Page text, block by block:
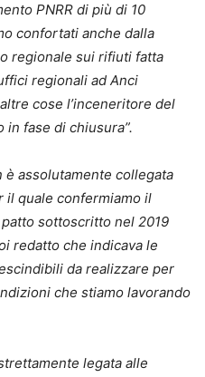
PNRR di più di 10
confortati anche dalla
regionale sui rifiuti fatta
regionali ad Anci
cose l’inceneritore del
fase di chiusura”.
è assolutamente collegata
il quale confermiamo il
sottoscritto nel 2019
redatto che indicava le
da realizzare per
che stiamo lavorando
legata alle